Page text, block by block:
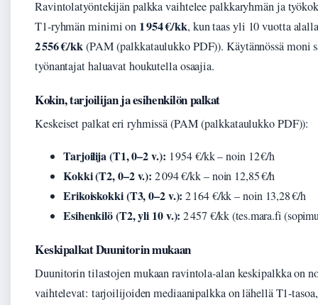
Ravintolatyöntekijän palkka vaihtelee palkkaryhmän ja
T1-ryhmän minimi on 1 954 €/kk, kun taas yli 10 vuotta
2 556 €/kk(PAM (palkkataulukko PDF)). Käytännössä moni
työnantajat haluavat houkutella osaajia.
Kokin, tarjoilijan ja esihenkilön palkat
Keskeiset palkat eri ryhmissä (PAM (palkkataulukko PDF)):
Tarjoilija (T1, 0–2 v.): 1 954 €/kk – noin 12 €/h
Kokki (T2, 0–2 v.): 2 094 €/kk – noin 12,85 €/h
Erikoiskokki (T3, 0–2 v.): 2 164 €/kk – noin 13,28 €/h
Esihenkilö (T2, yli 10 v.): 2 457 €/kk (tes.mara.fi
Keskipalkat Duunitorin mukaan
Duunitorin tilastojen mukaan ravintola-alan keskipalkka on
vaihtelevat: tarjoilijoiden mediaanipalkka on lähellä T1-